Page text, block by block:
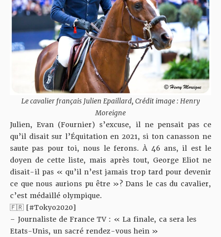
Le cavalier français Julien Epaillard, Crédit image : Henry
Moreigne
Julien, Evan (Fournier) s’excuse, il ne pensait pas ce
qu’il disait sur l’Équitation en 2021, si ton canasson ne
saute pas pour toi, nous le ferons. À 46 ans, il est le
doyen de cette liste, mais après tout, George Eliot ne
disait-il pas « qu’il n’est jamais trop tard pour devenir
ce que nous aurions pu être »? Dans le cas du cavalier,
c’est médaillé olympique.
🇫🇷 [#Tokyo2020]
– Journaliste de France TV : « La finale, ca sera les
Etats-Unis, un sacré rendez-vous hein »